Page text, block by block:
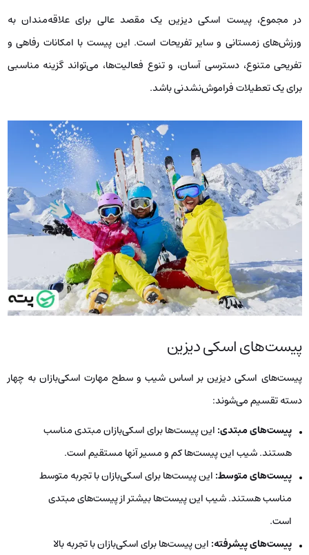
در مجموع، پیست اسکی دیزین یک مقصد عالی برای علاقه‌مندان به
ورزش‌های زمستانی و سایر تفریحات است. این پیست با امکانات رفاهی و
تفریحی متنوع، دسترسی آسان، و تنوع فعالیت‌ها، می‌تواند گزینه مناسبی
برای یک تعطیلات فراموش‌نشدنی باشد.
پیست‌های اسکی دیزین
پیست‌های اسکی دیزین بر اساس شیب و سطح مهارت اسکی‌بازان به چهار
دسته تقسیم می‌شوند:
پیست‌های مبتدی: این پیست‌ها برای اسکی‌بازان مبتدی مناسب
هستند. شیب این پیست‌ها کم و مسیر آنها مستقیم است.
پیست‌های متوسط: این پیست‌ها برای اسکی‌بازان با تجربه متوسط
مناسب هستند. شیب این پیست‌ها بیشتر از پیست‌های مبتدی
است.
پیست‌های پیشرفته: این پیست‌ها برای اسکی‌بازان با تجربه بالا